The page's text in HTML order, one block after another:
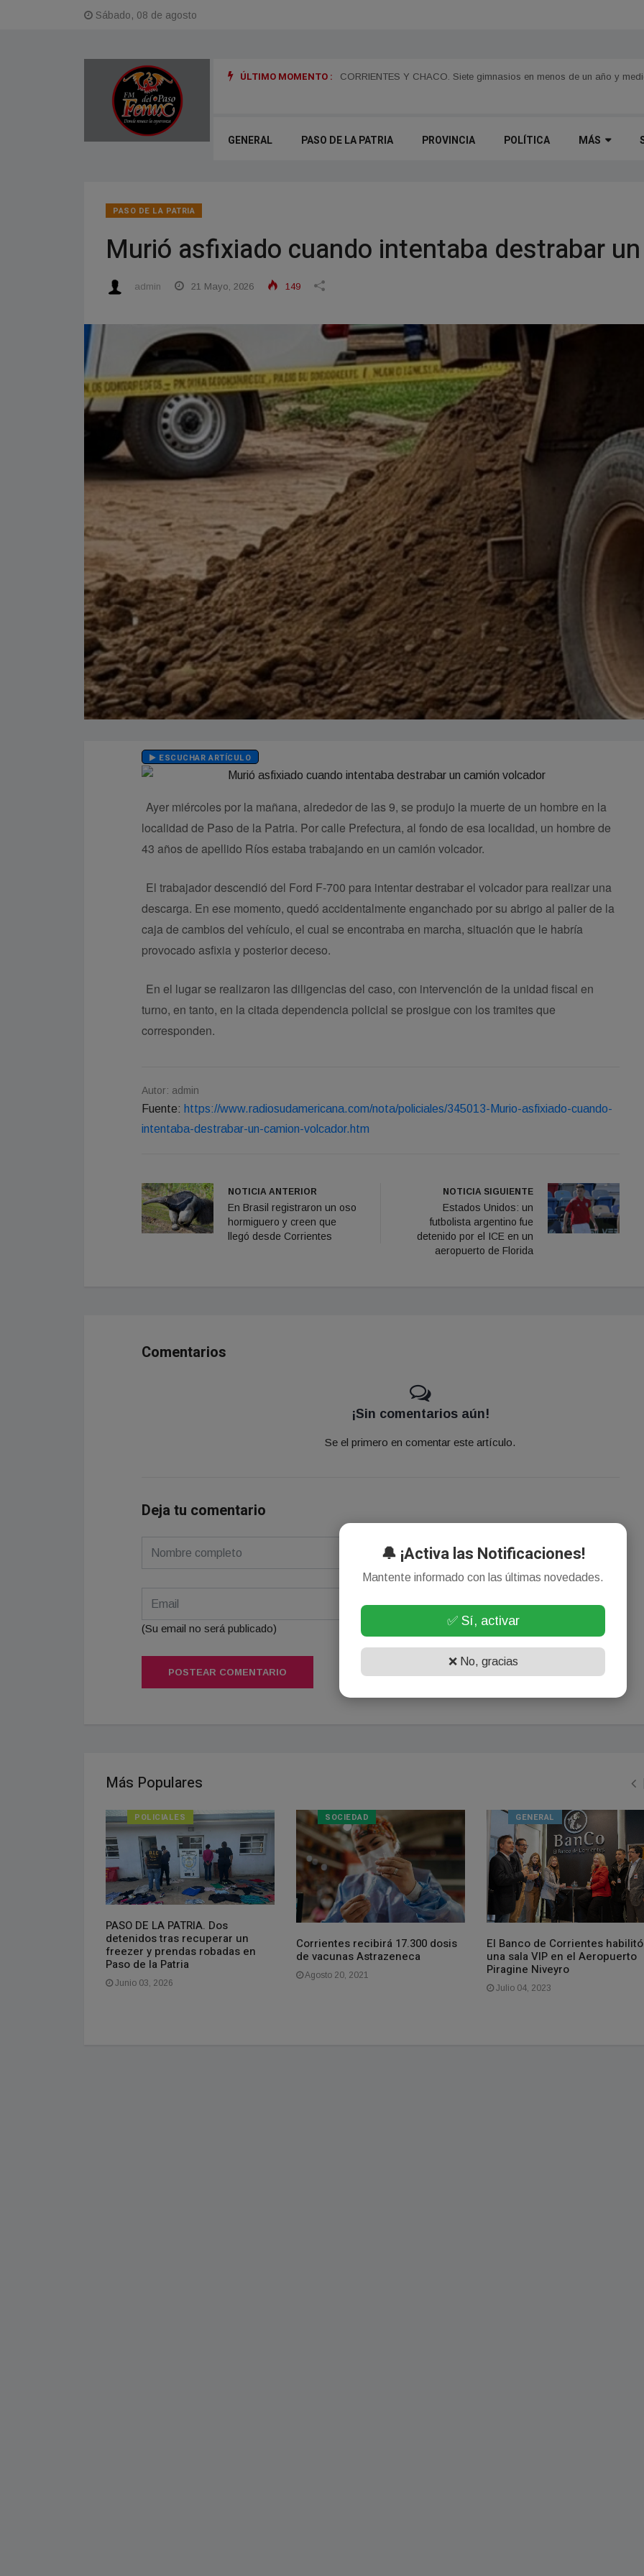
Sábado, 08 de agosto
ÚLTIMO MOMENTO :
en menos de un año y medio y un arrepentido: detalles de la causa Exen Juan Pablo Valdés impulsará una tarifa eléctrica diferenciada para el
GENERAL PASO DE LA PATRIA PROVINCIA POLÍTICA MÁS
PASO DE LA PATRIA
Murió asfixiado cuando intentaba destrabar
admin 21 Mayo, 2026 149
ESCUCHAR ARTÍCULO
Ayer miércoles por la mañana, alrededor de las 9, se produjo la muerte de un hombre en la
localidad de Paso de la Patria. Por calle Prefectura, al fondo de esa localidad, un hombre de
43 años de apellido Ríos estaba trabajando en un camión volcador.
El trabajador descendió del Ford F-700 para intentar destrabar el volcador para realizar una
descarga. En ese momento, quedó accidentalmente enganchado por su abrigo al palier de la
caja de cambios del vehículo, el cual se encontraba en marcha, situación que le habría
provocado asfixia y posterior deceso.
En el lugar se realizaron las diligencias del caso, con intervención de la unidad fiscal en
turno, en tanto, en la citada dependencia policial se prosigue con los tramites que
corresponden.
Autor: admin
Fuente: https://www.radiosudamericana.com/nota/policiales/345013-Murio-asfixiado-cuando-
intentaba-destrabar-un-camion-volcador.htm
NOTICIA ANTERIOR
En Brasil registraron un oso
hormiguero y creen que
llegó desde Corrientes
NOTICIA SIGUIENTE
Estados Unidos: un
futbolista argentino fue
detenido por el ICE en un
aeropuerto de Florida
Comentarios
¡Sin comentarios aún!
Se el primero en comentar este artículo.
Deja tu comentario
(Su email no será publicado)
POSTEAR COMENTARIO
Más Populares
POLICIALES
PASO DE LA PATRIA. Dos
detenidos tras recuperar un
freezer y prendas robadas en
Paso de la Patria
Junio 03, 2026
SOCIEDAD
Corrientes recibirá 17.300 dosis
de vacunas Astrazeneca
Agosto 20, 2021
GENERAL
El Banco de Corrientes habilitó
una sala VIP en el Aeropuerto
Piragine Niveyro
Julio 04, 2023
🔔 ¡Activa las Notificaciones!
Mantente informado con las últimas novedades.
✅ Sí, activar
❌ No, gracias